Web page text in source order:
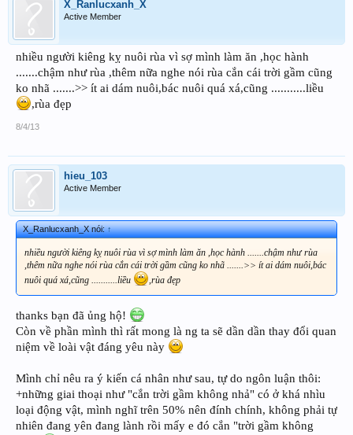
X_Ranlucxanh_X
Active Member
nhiều người kiêng kỵ nuôi rùa vì sợ mình làm ăn ,học hành
.......chậm như rùa ,thêm nữa nghe nói rùa cắn cái trời gầm cũng
ko nhã .......>> ít ai dám nuôi,bác nuôi quá xá,cũng ...........liều
,rùa đẹp
8/4/13
hieu_103
Active Member
X_Ranlucxanh_X nói:↑
nhiều người kiêng kỵ nuôi rùa vì sợ mình làm ăn ,học hành .......chậm như rùa
,thêm nữa nghe nói rùa cắn cái trời gầm cũng ko nhã .......>> ít ai dám nuôi,bác
nuôi quá xá,cũng ...........liều
,rùa đẹp
thanks bạn đã ủng hộ!
Còn về phần mình thì rất mong là ng ta sẽ dần dần thay đổi quan
niệm về loài vật đáng yêu này
Mình chỉ nêu ra ý kiến cá nhân như sau, tự do ngôn luận thôi:
+những giai thoại như "cắn trời gầm không nhả" có ở khá nhìu
loại động vật, mình nghĩ trên 50% nên đính chính, không phải tự
nhiên đang yên đang lành rồi mấy e đó cắn "trời gầm không